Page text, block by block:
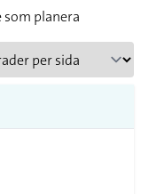
som planera